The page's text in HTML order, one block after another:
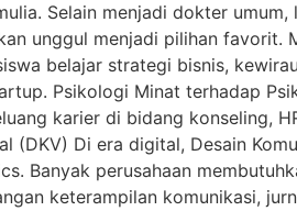
Selain menjadi dokter
unggul menjadi pilihan favorit.
belajar strategi bisnis,
Psikologi Minat terhadap
karier di bidang konseling,
(DKV) Di era digital, Desain
Banyak perusahaan
keterampilan komunikasi,